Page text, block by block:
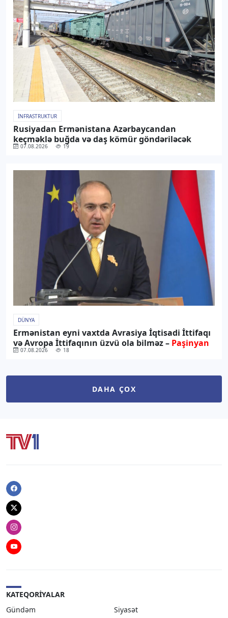
İNFRASTRUKTUR
Rusiyadan Ermənistana Azərbaycandan
keçməklə buğda və daş kömür göndəriləcək
07.08.2026 19
DÜNYA
Ermənistan eyni vaxtda Avrasiya İqtisadi İttifaqı
və Avropa İttifaqının üzvü ola bilməz – Paşinyan
07.08.2026 18
DAHA ÇOX
Facebook
Twitter
Instagram
Youtube
KATEQORIYALAR
Gündəm
Siyasət